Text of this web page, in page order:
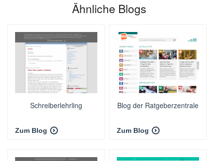
Ähnliche Blogs
Schreiberlehrling
Zum Blog
Blog der Ratgeberzentrale
Zum Blog